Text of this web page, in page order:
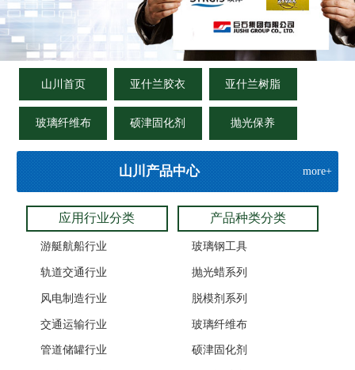
山川首页 亚什兰胶衣 亚什兰树脂
玻璃纤维布 硕津固化剂 抛光保养
more+
山川产品中心
应用行业分类
游艇航船行业
轨道交通行业
风电制造行业
交通运输行业
管道储罐行业
产品种类分类
玻璃钢工具
抛光蜡系列
脱模剂系列
玻璃纤维布
硕津固化剂